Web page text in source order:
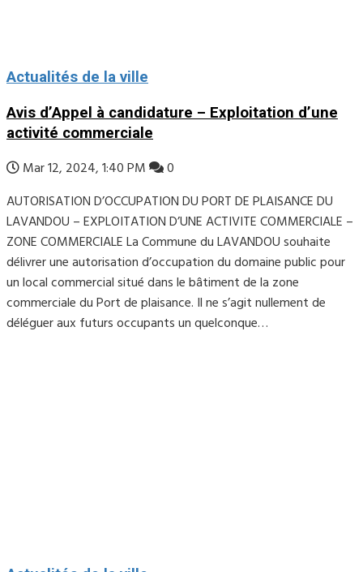
Actualités de la ville
Avis d’Appel à candidature – Exploitation d’une
activité commerciale
Mar 12, 2024, 1:40 PM
0
AUTORISATION D’OCCUPATION DU PORT DE PLAISANCE DU
LAVANDOU – EXPLOITATION D’UNE ACTIVITE COMMERCIALE –
ZONE COMMERCIALE La Commune du LAVANDOU souhaite
délivrer une autorisation d’occupation du domaine public pour
un local commercial situé dans le bâtiment de la zone
commerciale du Port de plaisance. Il ne s’agit nullement de
déléguer aux futurs occupants un quelconque…